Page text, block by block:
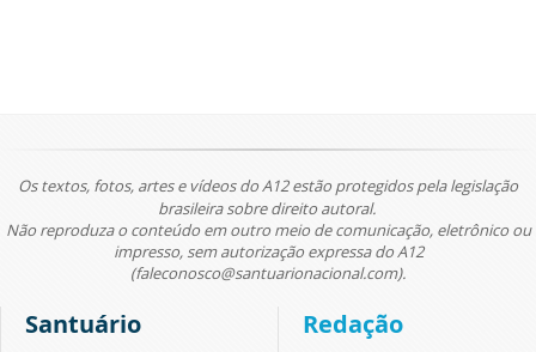
Os textos, fotos, artes e vídeos do A12 estão protegidos pela legislação
brasileira sobre direito autoral.
Não reproduza o conteúdo em outro meio de comunicação, eletrônico ou
impresso, sem autorização expressa do A12
(faleconosco@santuarionacional.com).
Santuário Redação